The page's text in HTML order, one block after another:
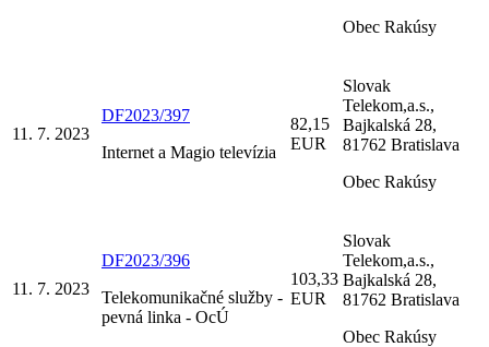
Obec Rakúsy
11. 7. 2023
DF2023/397
Internet a Magio televízia
82,15
EUR
Slovak
Telekom,a.s.,
Bajkalská 28,
81762 Bratislava
Obec Rakúsy
11. 7. 2023
DF2023/396
Telekomunikačné služby -
pevná linka - OcÚ
103,33
EUR
Slovak
Telekom,a.s.,
Bajkalská 28,
81762 Bratislava
Obec Rakúsy